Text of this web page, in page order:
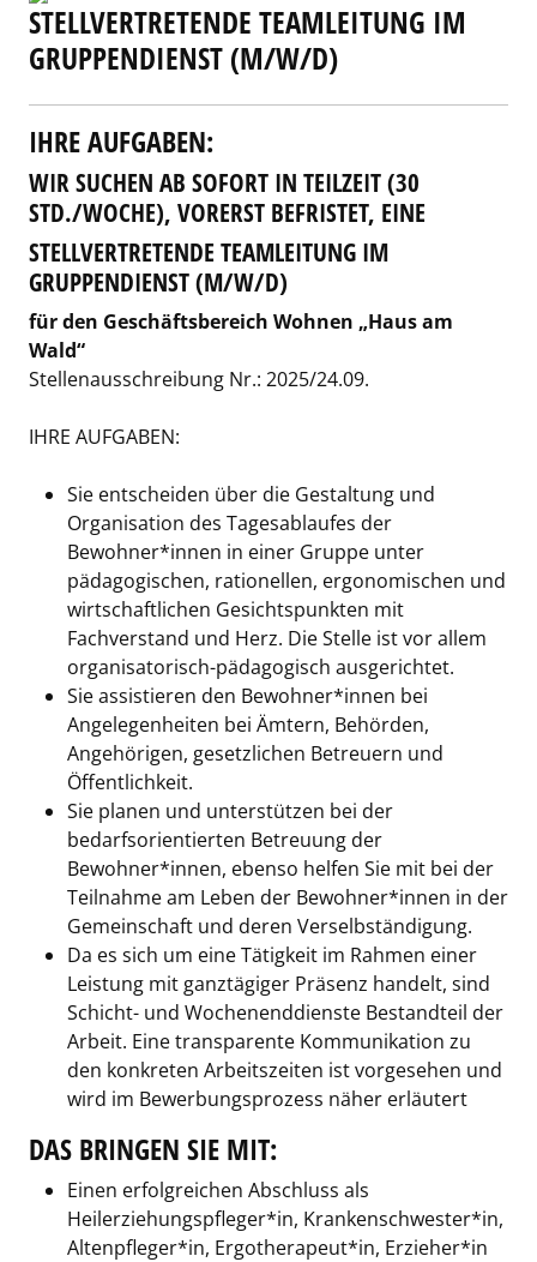
STELLVERTRETENDE TEAMLEITUNG IM
GRUPPENDIENST (M/W/D)
IHRE AUFGABEN:
WIR SUCHEN AB SOFORT IN TEILZEIT (30
STD./WOCHE), VORERST BEFRISTET, EINE
STELLVERTRETENDE TEAMLEITUNG IM
GRUPPENDIENST (M/W/D)
für den Geschäftsbereich Wohnen „Haus am
Wald“
Stellenausschreibung Nr.: 2025/24.09.
​IHRE AUFGABEN:
Sie entscheiden über die Gestaltung und
Organisation des Tagesablaufes der
Bewohner*innen in einer Gruppe unter
pädagogischen, rationellen, ergonomischen und
wirtschaftlichen Gesichtspunkten mit
Fachverstand und Herz. Die Stelle ist vor allem
organisatorisch-pädagogisch ausgerichtet.
Sie assistieren den Bewohner*innen bei
Angelegenheiten bei Ämtern, Behörden,
Angehörigen, gesetzlichen Betreuern und
Öffentlichkeit.
Sie planen und unterstützen bei der
bedarfsorientierten Betreuung der
Bewohner*innen, ebenso helfen Sie mit bei der
Teilnahme am Leben der Bewohner*innen in der
Gemeinschaft und deren Verselbständigung.
Da es sich um eine Tätigkeit im Rahmen einer
Leistung mit ganztägiger Präsenz handelt, sind
Schicht- und Wochenenddienste Bestandteil der
Arbeit. Eine transparente Kommunikation zu
den konkreten Arbeitszeiten ist vorgesehen und
wird im Bewerbungsprozess näher erläutert
DAS BRINGEN SIE MIT:
Einen erfolgreichen Abschluss als
Heilerziehungspfleger*in, Krankenschwester*in,
Altenpfleger*in, Ergotherapeut*in, Erzieher*in